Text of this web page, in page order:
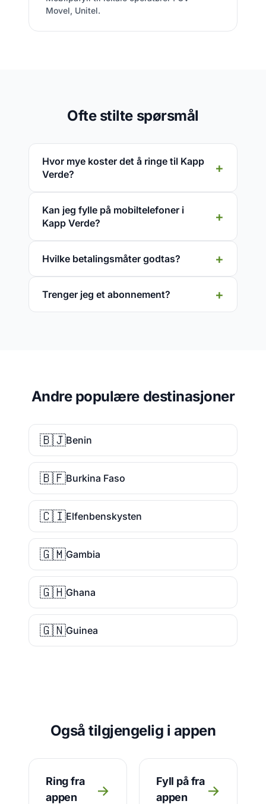
Movel, Unitel.
Ofte stilte spørsmål
Hvor mye koster det å ringe til Kapp
Verde?
Kan jeg fylle på mobiltelefoner i
Kapp Verde?
Hvilke betalingsmåter godtas?
Trenger jeg et abonnement?
Andre populære destinasjoner
🇧🇯Benin
🇧🇫Burkina Faso
🇨🇮Elfenbenskysten
🇬🇲Gambia
🇬🇭Ghana
🇬🇳Guinea
Også tilgjengelig i appen
Ring fra
appen
→
Fyll på fra
appen
→